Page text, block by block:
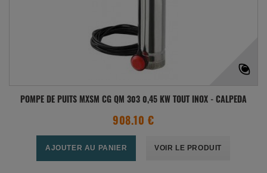
POMPE DE PUITS MXSM CG QM 303 0,45 KW TOUT INOX - CALPEDA
908.10 €
AJOUTER AU PANIER VOIR LE PRODUIT